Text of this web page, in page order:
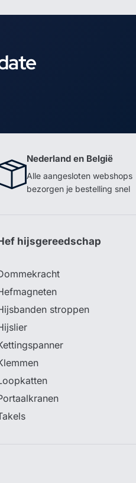
Nederland en België
Alle aangesloten webshops
bezorgen je bestelling snel
hijsgereedschap
stroppen